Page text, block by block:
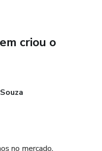
criou o
no mercado.